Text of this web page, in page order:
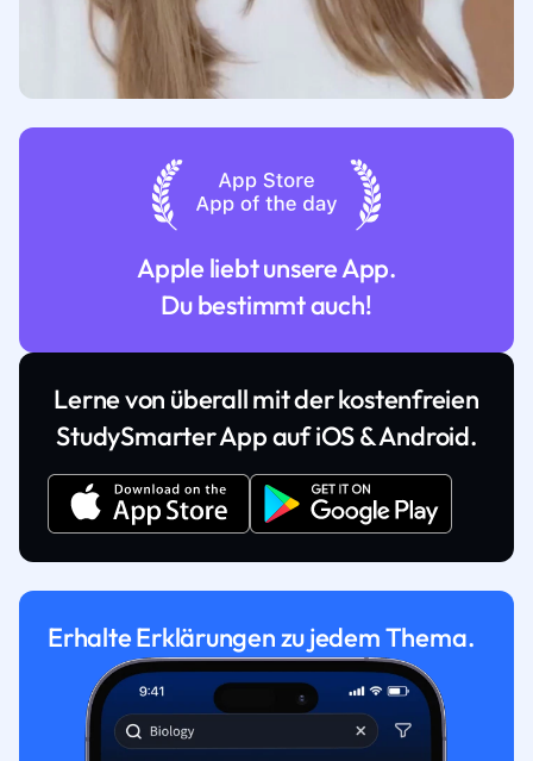
Apple liebt unsere App.
Du bestimmt auch!
Lerne von überall mit der kostenfreien
StudySmarter App auf iOS & Android.
Erhalte Erklärungen zu jedem Thema.